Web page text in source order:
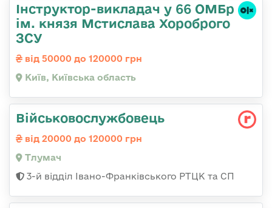
Інструктор-викладач у 66 ОМБр
ім. князя Мстислава Хороброго
ЗСУ
від 50000 до 120000 грн
Київ, Київська область
Військовослужбовець
від 20000 до 120000 грн
Тлумач
3-й відділ Івано-Франківського РТЦК та СП